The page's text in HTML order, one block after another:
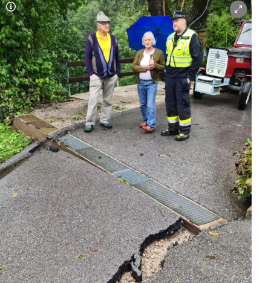
Copyright-Hinweis öffnen/schließen